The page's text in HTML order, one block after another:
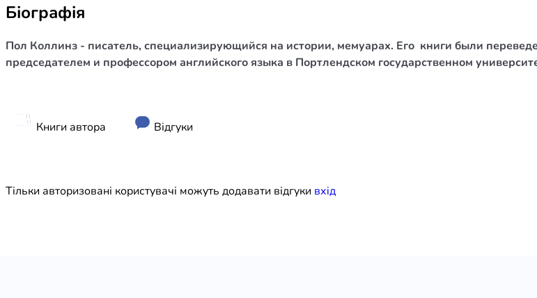
Богослів`я
Художня література
Біографія
Пол Коллинз - писатель, специализирующийся на истории, мемуарах. Его книги были
председателем и профессором английского языка в Портлендском государственном
Книги автора Відгуки
Тільки авторизовані користувачі можуть додавати відгуки вхiд